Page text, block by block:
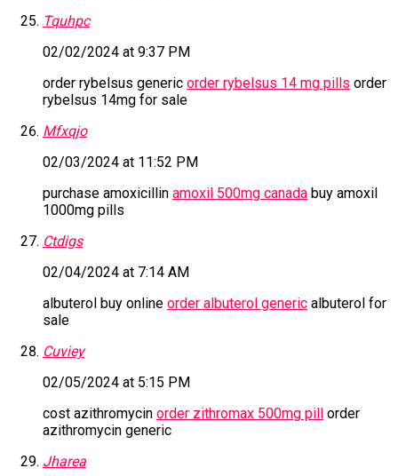
Tquhpc
02/02/2024 at 9:37 PM
order rybelsus generic order rybelsus 14 mg pills order
rybelsus 14mg for sale
Mfxqjo
02/03/2024 at 11:52 PM
purchase amoxicillin amoxil 500mg canada buy amoxil
1000mg pills
Ctdigs
02/04/2024 at 7:14 AM
albuterol buy online order albuterol generic albuterol for
sale
Cuviey
02/05/2024 at 5:15 PM
cost azithromycin order zithromax 500mg pill order
azithromycin generic
Jharea